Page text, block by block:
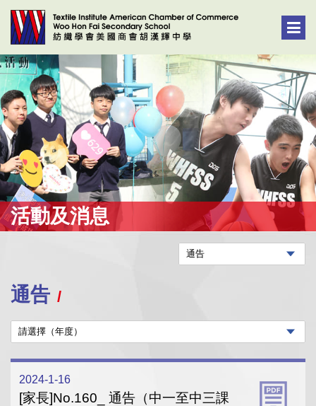
活動及消息
通告
2024-1-16
[家長]No.160_ 通告（中一至中三課